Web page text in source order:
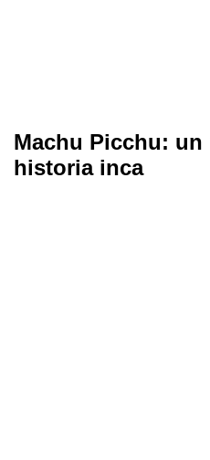
Machu Picchu:
historia inca